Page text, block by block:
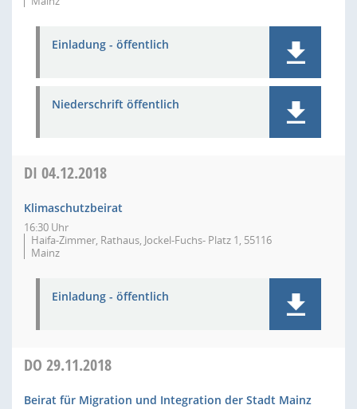
Einladung - öffentlich
Niederschrift öffentlich
DI 04.12.2018
Klimaschutzbeirat
16:30 Uhr
Haifa-Zimmer, Rathaus, Jockel-Fuchs- Platz 1, 55116
Mainz
Einladung - öffentlich
DO 29.11.2018
Beirat für Migration und Integration der Stadt Mainz